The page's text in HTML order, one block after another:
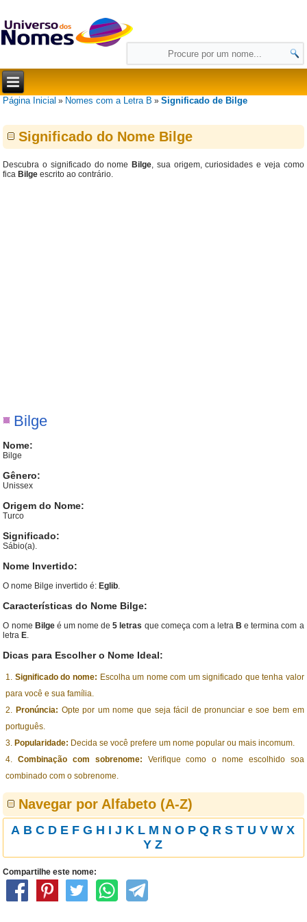
Página Inicial » Nomes com a Letra B »Significado de Bilge
Significado do Nome Bilge
Descubra o significado do nome Bilge, sua origem, curiosidades e veja como
fica Bilge escrito ao contrário.
Bilge
Nome:
Bilge
Gênero:
Unissex
Origem do Nome:
Turco
Significado:
Sábio(a).
Nome Invertido:
O nome Bilge invertido é: Eglib.
Características do Nome Bilge:
O nome Bilgeé um nome de5 letras que começa com a letra B e termina com a
letra E.
Dicas para Escolher o Nome Ideal:
Significado do nome: Escolha um nome com um significado que tenha valor
para você e sua família.
Pronúncia: Opte por um nome que seja fácil de pronunciar e soe bem em
português.
Popularidade: Decida se você prefere um nome popular ou mais incomum.
Combinação com sobrenome: Verifique como o nome escolhido soa
combinado com o sobrenome.
Navegar por Alfabeto (A-Z)
A B C D E F G H I J K L M N O P Q R S T U V W X
Y Z
Compartilhe este nome: